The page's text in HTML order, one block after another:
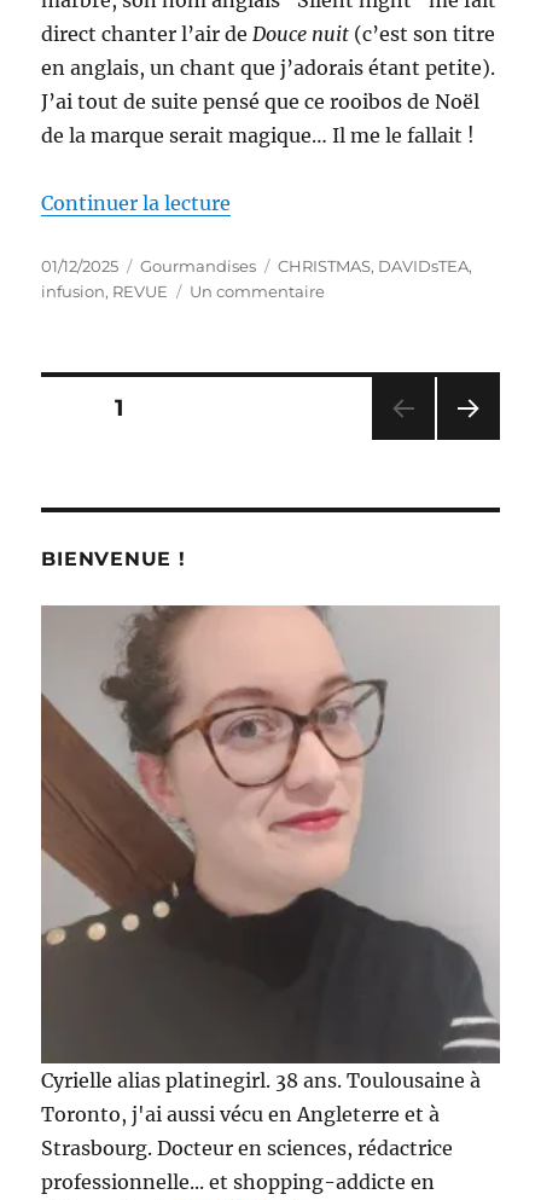
direct chanter l’air de Douce nuit (c’est son titre
en anglais, un chant que j’adorais étant petite).
J’ai tout de suite pensé que ce rooibos de Noël
de la marque serait magique… Il me le fallait !
Continuer la lecture
Publié
le
01/12/2025 Catégories
Gourmandises Étiquettes
CHRISTMAS, DAVIDsTEA,
infusion, REVUE Un commentairesur
Pagination
publications
PAGE1
ANT
BIENVENUE !
Cyrielle alias platinegirl. 38 ans. Toulousaine à
Toronto, j'ai aussi vécu en Angleterre et à
Strasbourg. Docteur en sciences, rédactrice
professionnelle... et shopping-addicte en